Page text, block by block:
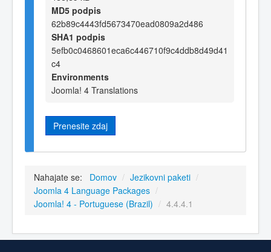
MD5 podpis
62b89c4443fd5673470ead0809a2d486
SHA1 podpis
5efb0c0468601eca6c446710f9c4ddb8d49d41
c4
Environments
Joomla! 4 Translations
Prenesite zdaj
Nahajate se: Domov / Jezikovni paketi /
Joomla 4 Language Packages /
Joomla! 4 - Portuguese (Brazil) / 4.4.4.1